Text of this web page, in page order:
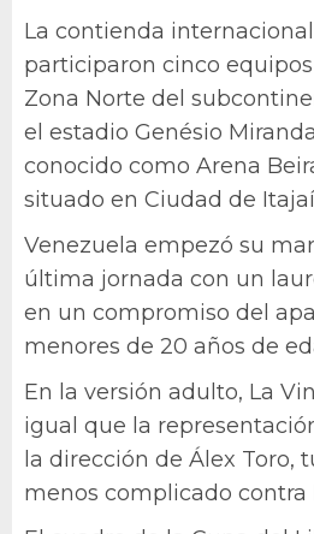
La contienda
participaron cinco
Zona Norte del
el estadio Genésio
conocido como Arena
situado en Ciudad de
Venezuela empezó su
última jornada con un
en un compromiso del
menores de 20 años de
En la versión adulto, La
igual que la
la dirección de Álex Toro,
menos complicado contra